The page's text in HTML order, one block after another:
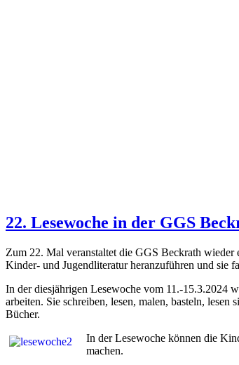
22. Lesewoche in der GGS
Zum 22. Mal veranstaltet die GGS Beckrath
Kinder- und Jugendliteratur heranzuführen und sie
In der diesjährigen Lesewoche vom 11.-15.3.2024
arbeiten. Sie schreiben, lesen, malen, basteln,
Bücher.
In der Lesewoche können die
machen.